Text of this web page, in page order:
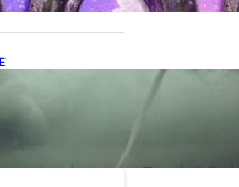
unei veri
și
devastatoare